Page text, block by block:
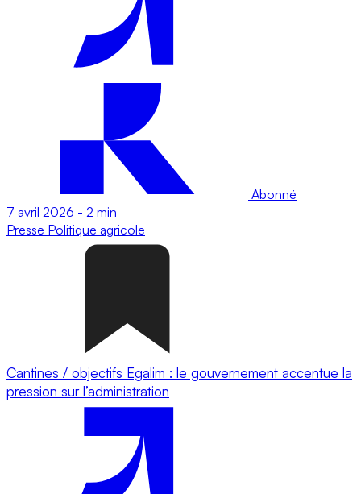
Abonné
7 avril 2026 - 2 min
Presse Politique agricole
Cantines / objectifs Egalim : le gouvernement accentue la
pression sur l’administration